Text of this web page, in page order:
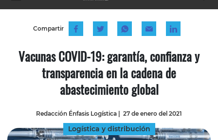
Compartir
Vacunas COVID-19: garantía, confianza y
transparencia en la cadena de
abastecimiento global
Redacción Énfasis Logística | 27 de enero del 2021
Logística y distribución